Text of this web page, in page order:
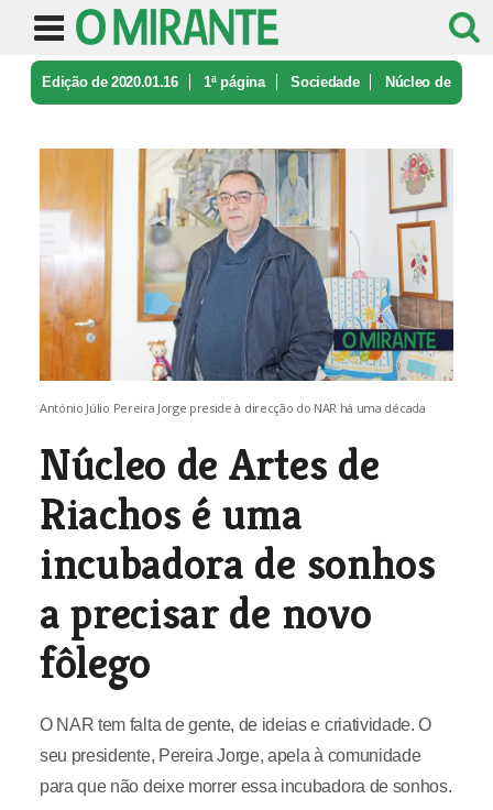
Edição de 2020.01.16 1ª página Sociedade Núcleo de
António Júlio Pereira Jorge preside à direcção do NAR há uma década
Núcleo de Artes de
Riachos é uma
incubadora de sonhos
a precisar de novo
fôlego
O NAR tem falta de gente, de ideias e criatividade. O
seu presidente, Pereira Jorge, apela à comunidade
para que não deixe morrer essa incubadora de sonhos.